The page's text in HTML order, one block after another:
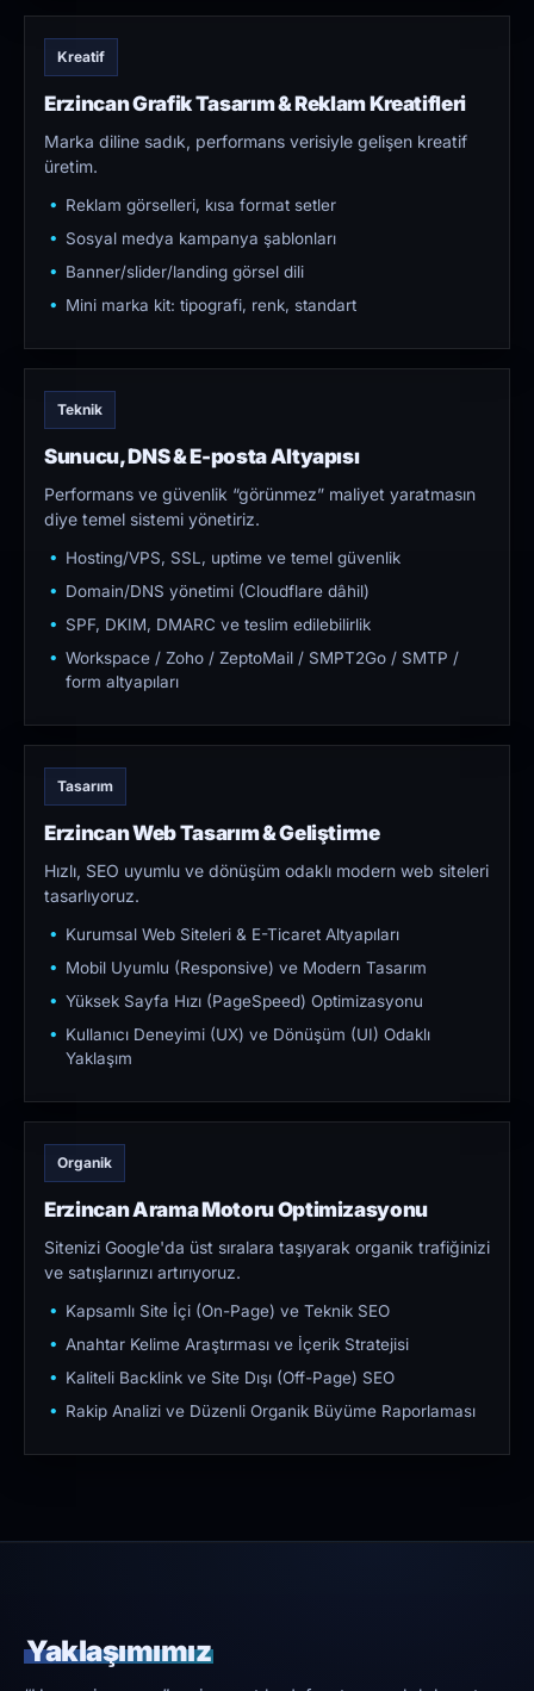
Kreatif
Erzincan Grafik Tasarım & Reklam Kreatifleri
Marka diline sadık, performans verisiyle gelişen kreatif
üretim.
Reklam görselleri, kısa format setler
Sosyal medya kampanya şablonları
Banner/slider/landing görsel dili
Mini marka kit: tipografi, renk, standart
Teknik
Sunucu, DNS & E-posta Altyapısı
Performans ve güvenlik “görünmez” maliyet yaratmasın
diye temel sistemi yönetiriz.
Hosting/VPS, SSL, uptime ve temel güvenlik
Domain/DNS yönetimi (Cloudflare dâhil)
SPF, DKIM, DMARC ve teslim edilebilirlik
Workspace / Zoho / ZeptoMail / SMPT2Go / SMTP /
form altyapıları
Tasarım
Erzincan Web Tasarım & Geliştirme
Hızlı, SEO uyumlu ve dönüşüm odaklı modern web siteleri
tasarlıyoruz.
Kurumsal Web Siteleri & E-Ticaret Altyapıları
Mobil Uyumlu (Responsive) ve Modern Tasarım
Yüksek Sayfa Hızı (PageSpeed) Optimizasyonu
Kullanıcı Deneyimi (UX) ve Dönüşüm (UI) Odaklı
Yaklaşım
Organik
Erzincan Arama Motoru Optimizasyonu
Sitenizi Google'da üst sıralara taşıyarak organik trafiğinizi
ve satışlarınızı artırıyoruz.
Kapsamlı Site İçi (On-Page) ve Teknik SEO
Anahtar Kelime Araştırması ve İçerik Stratejisi
Kaliteli Backlink ve Site Dışı (Off-Page) SEO
Rakip Analizi ve Düzenli Organik Büyüme Raporlaması
Yaklaşımımız